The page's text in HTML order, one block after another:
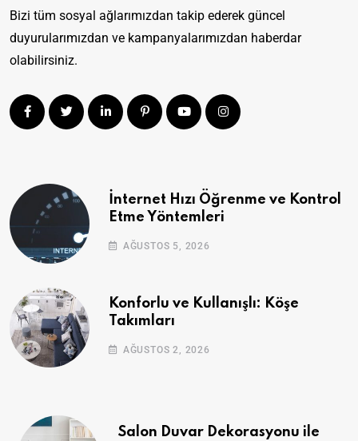
Bizi tüm sosyal ağlarımızdan takip ederek güncel
duyurularımızdan ve kampanyalarımızdan haberdar
olabilirsiniz.
İnternet Hızı Öğrenme ve Kontrol
Etme Yöntemleri
AĞUSTOS 5, 2026
Konforlu ve Kullanışlı: Köşe
Takımları
AĞUSTOS 2, 2026
Salon Duvar Dekorasyonu ile